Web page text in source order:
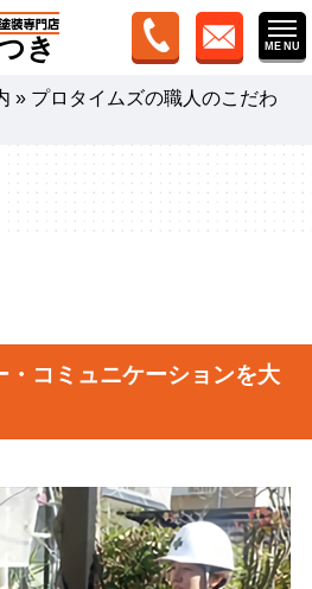
き
» プロタイムズの職人のこだわ
・コミュニケーションを大